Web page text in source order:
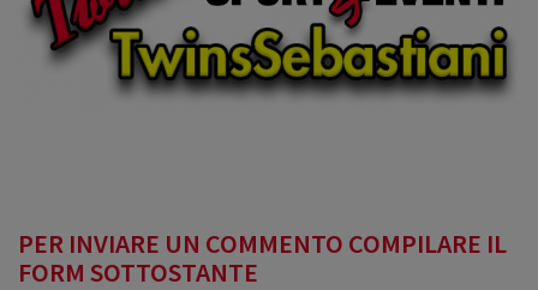
PER INVIARE UN COMMENTO COMPILARE IL
FORM SOTTOSTANTE